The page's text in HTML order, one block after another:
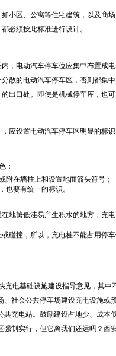
小区、公寓等住宅建筑，以及商
必须按此标准进行设计。
，电动汽车停车位应集中布置成
散的电动汽车停车区，否则都集
出口处。即使是机械停车库，也
应设置电动汽车停车区明显的标
；
附在墙柱上和设置地面箭头符号；
也要有统一的标识。
地势低洼易产生积水的地方，充
碰撞，所以，充电桩不能占用停
充电基础设施建设指导意见，其中
、社会公共停车场建设充电设施或
充电站。鼓励建设占地少、成本
强制实行，但它离我们还远吗？ 西